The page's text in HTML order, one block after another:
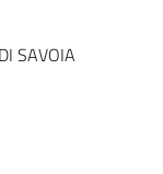
SAVOIA